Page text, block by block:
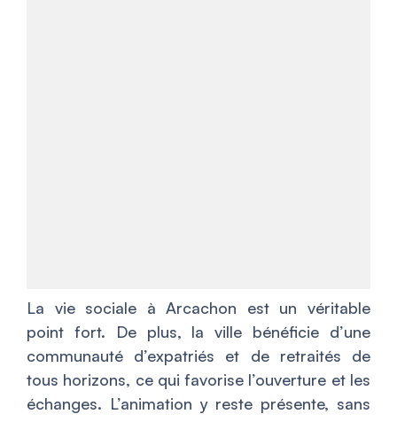
La vie sociale à Arcachon est un véritable
point fort. De plus, la ville bénéficie d’une
communauté d’expatriés et de retraités de
tous horizons, ce qui favorise l’ouverture et les
échanges. L’animation y reste présente, sans